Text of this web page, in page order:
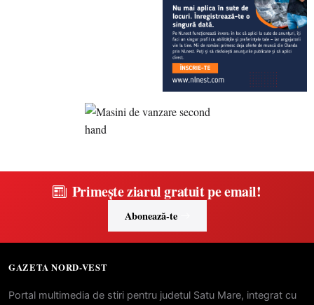
Primește ziarul gratuit pe email!
Abonează-te
GAZETA NORD-VEST
Portal multimedia de stiri pentru judetul Satu Mare, integrat cu